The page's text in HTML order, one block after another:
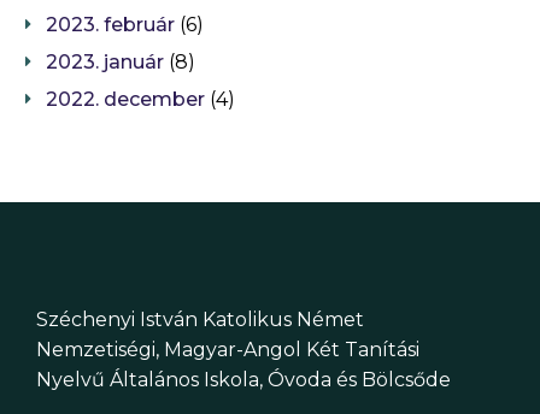
2023. február (6)
2023. január (8)
2022. december (4)
Széchenyi István Katolikus Német
Nemzetiségi, Magyar-Angol Két Tanítási
Nyelvű Általános Iskola, Óvoda és Bölcsőde